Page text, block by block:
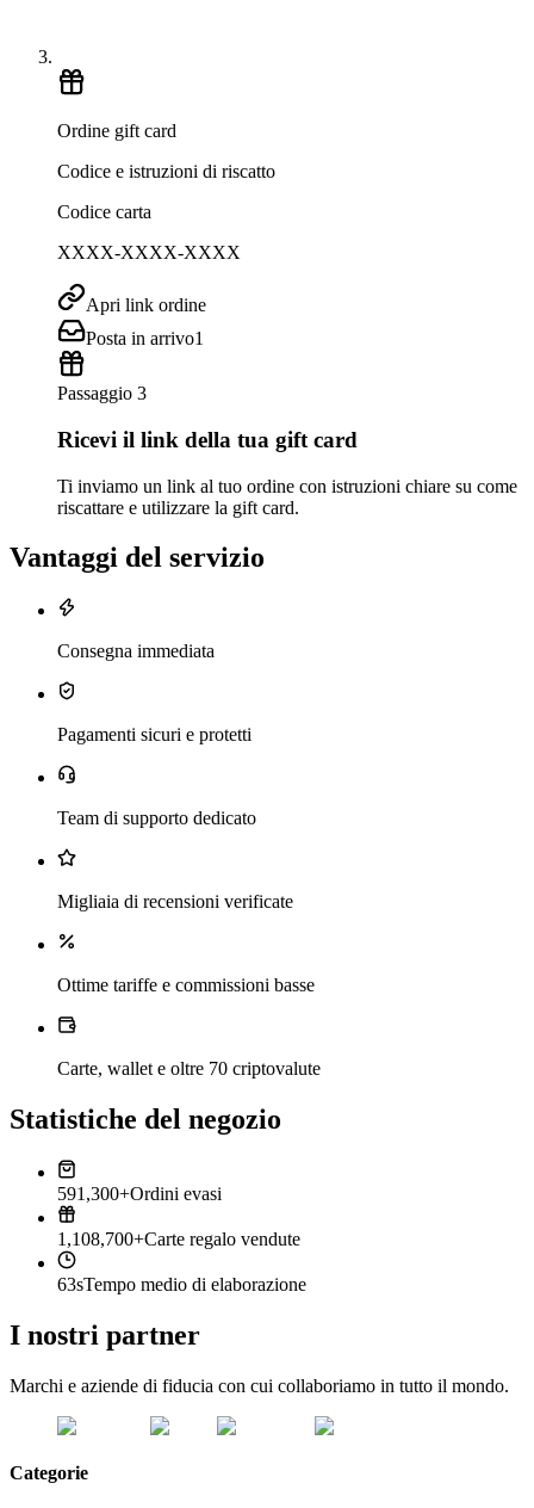
Ordine gift card
Codice e istruzioni di riscatto
Codice carta
XXXX-XXXX-XXXX
Apri link ordine
Posta in arrivo1
Passaggio 3
Ricevi il link della tua gift card
Ti inviamo un link al tuo ordine con istruzioni chiare su come
riscattare e utilizzare la gift card.
Vantaggi del servizio
Consegna immediata
Pagamenti sicuri e protetti
Team di supporto dedicato
Migliaia di recensioni verificate
Ottime tariffe e commissioni basse
Carte, wallet e oltre 70 criptovalute
Statistiche del negozio
591,300+Ordini evasi
1,108,700+Carte regalo vendute
63sTempo medio di elaborazione
I nostri partner
Marchi e aziende di fiducia con cui collaboriamo in tutto il mondo.
Categorie